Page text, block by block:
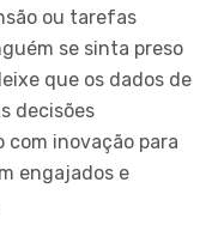
ou tarefas
se sinta preso
que os dados de
decisões
inovação para
engajados e